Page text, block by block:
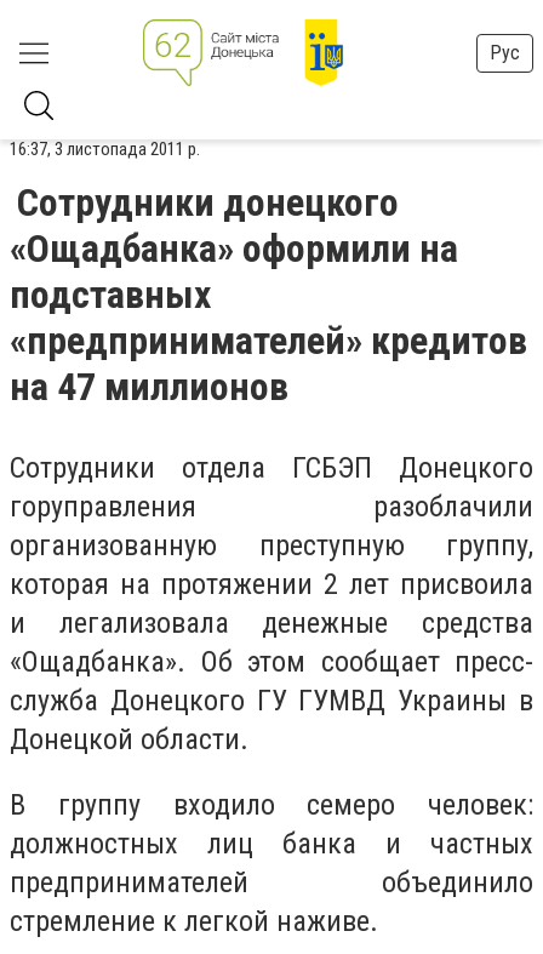
Рус
16:37, 3 листопада 2011 р.
Сотрудники донецкого
«Ощадбанка» оформили на
подставных
«предпринимателей» кредитов
на 47 миллионов
Сотрудники отдела ГСБЭП Донецкого
горуправления разоблачили
организованную преступную группу,
которая на протяжении 2 лет присвоила
и легализовала денежные средства
«Ощадбанка». Об этом сообщает пресс-
служба Донецкого ГУ ГУМВД Украины в
Донецкой области.
В группу входило семеро человек:
должностных лиц банка и частных
предпринимателей объединило
стремление к легкой наживе.